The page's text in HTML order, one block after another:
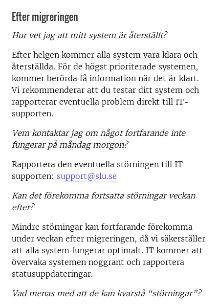
Efter migreringen
Hur vet jag att mitt system är återställt?
Efter helgen kommer alla system vara klara och
återställda. För de högst prioriterade systemen,
kommer berörda få information när det är klart.
Vi rekommenderar att du testar ditt system och
rapporterar eventuella problem direkt till IT-
supporten.
Vem kontaktar jag om något fortfarande inte
fungerar på måndag morgon?
Rapportera den eventuella störningen till IT-
supporten: support@slu.se
Kan det förekomma fortsatta störningar veckan
efter?
Mindre störningar kan fortfarande förekomma
under veckan efter migreringen, då vi säkerställer
att alla system fungerar optimalt. IT kommer att
övervaka systemen noggrant och rapportera
statusuppdateringar.
Vad menas med att de kan kvarstå “störningar”?